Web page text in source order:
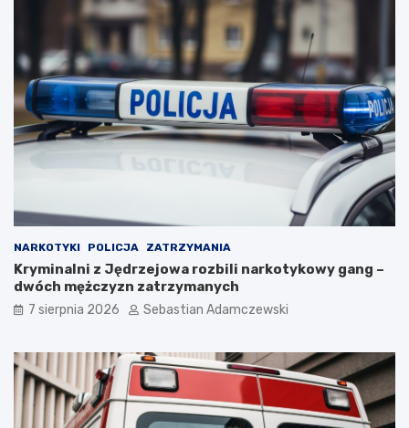
NARKOTYKI POLICJA ZATRZYMANIA
Kryminalni z Jędrzejowa rozbili narkotykowy gang –
dwóch mężczyzn zatrzymanych
7 sierpnia 2026 Sebastian Adamczewski